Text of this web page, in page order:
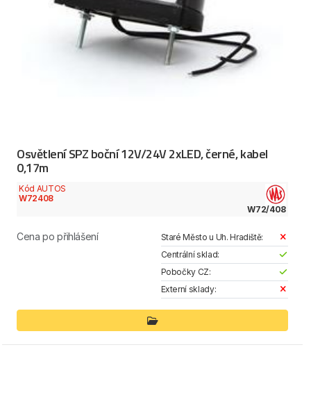
Osvětlení SPZ boční 12V/24V 2xLED, černé, kabel
0,17m
Kód AUTOS
W72408
W72/408
Cena po přihlášení
Staré Město u Uh. Hradiště:
Centrální sklad:
Pobočky CZ:
Externí sklady: